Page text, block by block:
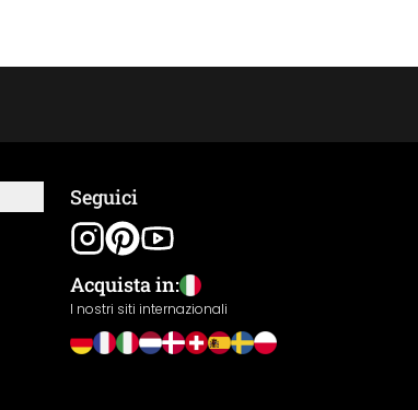
Seguici
Acquista in:
I nostri siti internazionali